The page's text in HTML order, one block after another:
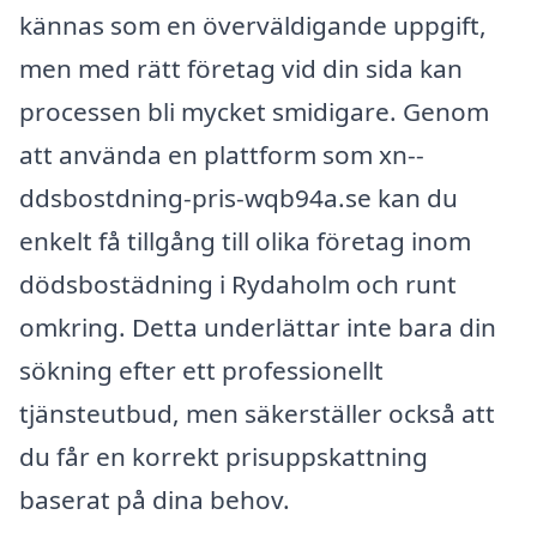
kännas som en överväldigande uppgift,
men med rätt företag vid din sida kan
processen bli mycket smidigare. Genom
att använda en plattform som xn--
ddsbostdning-pris-wqb94a.se kan du
enkelt få tillgång till olika företag inom
dödsbostädning i Rydaholm och runt
omkring. Detta underlättar inte bara din
sökning efter ett professionellt
tjänsteutbud, men säkerställer också att
du får en korrekt prisuppskattning
baserat på dina behov.